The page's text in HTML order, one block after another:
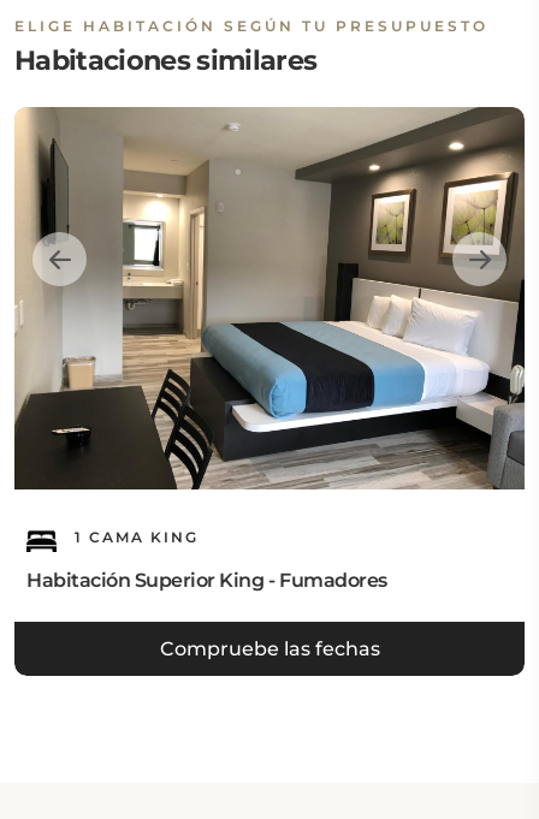
ELIGE HABITACIÓN SEGÚN TU PRESUPUESTO
Habitaciones similares
1 CAMA KING
Habitación Superior King - Fumadores
Compruebe las fechas